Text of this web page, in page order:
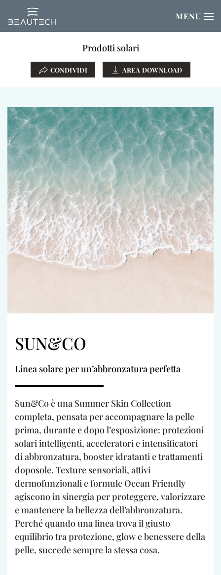
Passa al contenuto principale
MENU
Prodotti solari
CONDIVIDI AREA DOWNLOAD
SUN&CO
Linea solare per un’abbronzatura perfetta
Sun&Co è una Summer Skin Collection
completa, pensata per accompagnare la pelle
prima, durante e dopo l’esposizione: protezioni
solari intelligenti, acceleratori e intensificatori
di abbronzatura, booster idratanti e trattamenti
doposole. Texture sensoriali, attivi
dermofunzionali e formule Ocean Friendly
agiscono in sinergia per proteggere, valorizzare
e mantenere la bellezza dell’abbronzatura.
Perché quando una linea trova il giusto
equilibrio tra protezione, glow e benessere della
pelle, succede sempre la stessa cosa.